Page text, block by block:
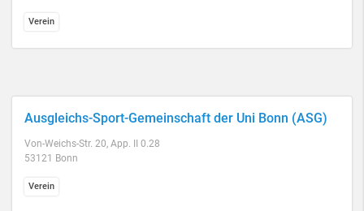
Verein
Ausgleichs-Sport-Gemeinschaft der Uni Bonn (ASG)
Von-Weichs-Str. 20, App. II 0.28
53121 Bonn
Verein